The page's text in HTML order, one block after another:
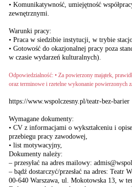
• Komunikatywność, umiejętność
zewnętrznymi.
Warunki pracy:
• Praca w siedzibie instytucji, w trybie
• Gotowość do okazjonalnej pracy poza
w czasie wydarzeń kulturalnych).
Odpowiedzialność: • Za powierzony majątek,
oraz terminowe i rzetelne wykonanie powierzonych
https://www.wspolczesny.pl/teatr-bez-barier
Wymagane dokumenty:
• CV z informacjami o wykształceniu i
przebiegu pracy zawodowej,
• list motywacyjny,
Dokumenty należy:
– przesyłać na adres mailowy:
– bądź dostarczyć/przesłać na adres: Teatr
00-640 Warszawa, ul. Mokotowska 13, w